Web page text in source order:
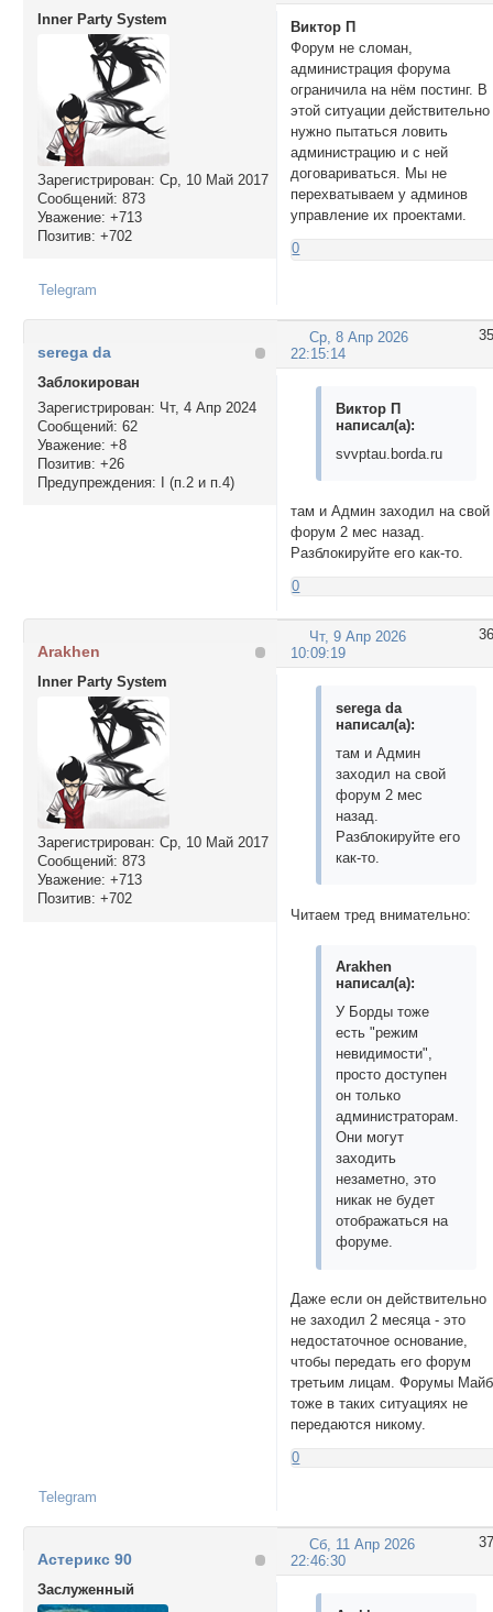
Inner Party System
Зарегистрирован: Ср, 10 Май 2017
Сообщений: 873
Уважение: +713
Позитив: +702
Виктор П
Форум не сломан,
администрация форума
ограничила на нём постинг. В
этой ситуации действительно
нужно пытаться ловить
администрацию и с ней
договариваться. Мы не
перехватываем у админов
управление их проектами.
0
Telegram
35
Ср, 8 Апр 2026
22:15:14
serega da
Заблокирован
Зарегистрирован: Чт, 4 Апр 2024
Сообщений: 62
Уважение: +8
Позитив: +26
Предупреждения: I (п.2 и п.4)
Виктор П
написал(а):
svvptau.borda.ru
там и Админ заходил на свой
форум 2 мес назад.
Разблокируйте его как-то.
0
36
Чт, 9 Апр 2026
10:09:19
Arakhen
Inner Party System
Зарегистрирован: Ср, 10 Май 2017
Сообщений: 873
Уважение: +713
Позитив: +702
serega da
написал(а):
там и Админ
заходил на свой
форум 2 мес
назад.
Разблокируйте его
как-то.
Читаем тред внимательно:
Arakhen
написал(а):
У Борды тоже
есть "режим
невидимости",
просто доступен
он только
администраторам.
Они могут
заходить
незаметно, это
никак не будет
отображаться на
форуме.
Даже если он действительно
не заходил 2 месяца - это
недостаточное основание,
чтобы передать его форум
третьим лицам. Форумы
тоже в таких ситуациях не
передаются никому.
0
Telegram
37
Сб, 11 Апр 2026
22:46:30
Астерикс 90
Заслуженный